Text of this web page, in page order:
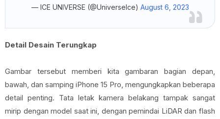
— ICE UNIVERSE (@UniverseIce) August 6, 2023
Detail Desain Terungkap
Gambar tersebut memberi kita gambaran bagian depan,
bawah, dan samping iPhone 15 Pro, mengungkapkan beberapa
detail penting. Tata letak kamera belakang tampak sangat
mirip dengan model saat ini, dengan pemindai LiDAR dan flash